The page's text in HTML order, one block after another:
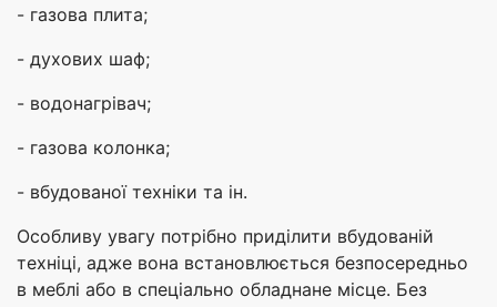
- газова плита;
- духових шаф;
- водонагрівач;
- газова колонка;
- вбудованої техніки та ін.
Особливу увагу потрібно приділити вбудованій
техніці, адже вона встановлюється безпосередньо
в меблі або в спеціально обладнане місце. Без